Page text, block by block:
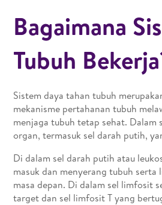
Bagaimana
Tubuh
Sistem daya tahan tubuh
mekanisme pertahanan tubuh
menjaga tubuh tetap sehat. Dalam
organ, termasuk sel darah putih,
Di dalam sel darah putih atau
masuk dan menyerang tubuh
masa depan. Di dalam sel limfosit
target dan sel limfosit T yang